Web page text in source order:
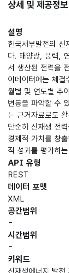
상세 및 제공정보
설명
한국서부발전의 신
다. 태양광, 풍력,
서 생산된 전력을
이데이터에는 체
월별 및 연도별 추
변동을 파악할 수
는 근거자료로도
단순히 신재생 전
경제적 가치를 창
적 성과를 평가하
API 유형
REST
데이터 포맷
XML
공간범위
-
시간범위
-
키워드